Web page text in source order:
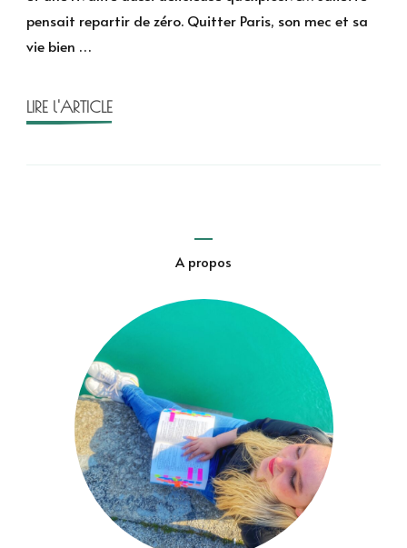
Juliette’s
pensait repartir de zéro. Quitter Paris, son mec et sa
vie bien …
LIRE l'ARTICLE
A propos